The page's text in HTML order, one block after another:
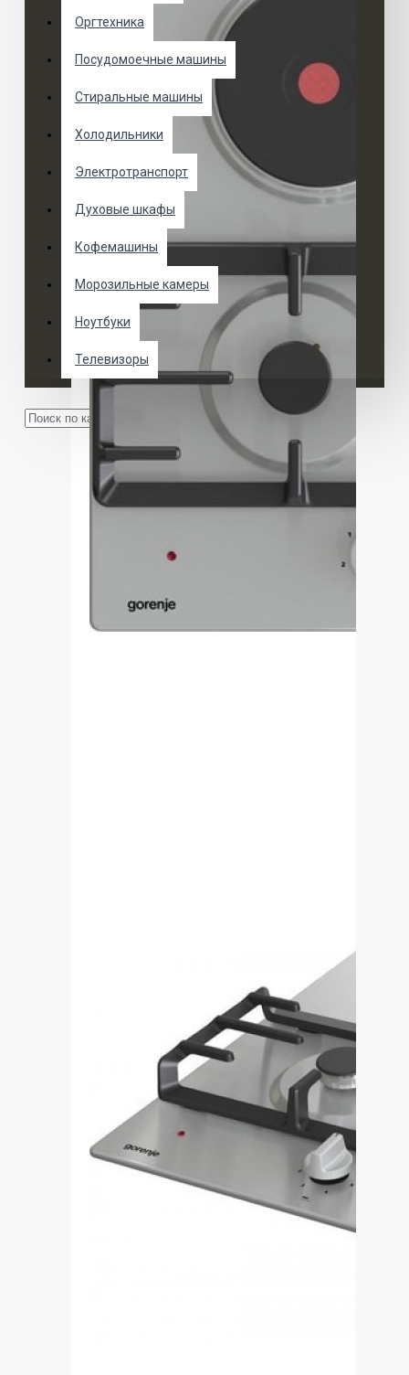
Оргтехника
Посудомоечные машины
Стиральные машины
Холодильники
Электротранспорт
Духовые шкафы
Кофемашины
Морозильные камеры
Ноутбуки
Телевизоры